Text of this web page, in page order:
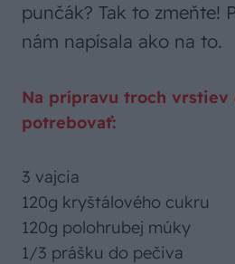
punčák? Tak to zmeňte!
nám napísala ako na to.
Na prípravu troch vrstiev
potrebovať:
3 vajcia
120g kryštálového cukru
120g polohrubej múky
1/3 prášku do pečiva